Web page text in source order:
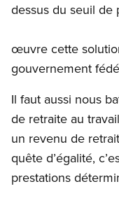
dessus du seuil de
œuvre cette
gouvernement
Il faut aussi nous
de retraite au
un revenu de
quête d’égalité,
prestations